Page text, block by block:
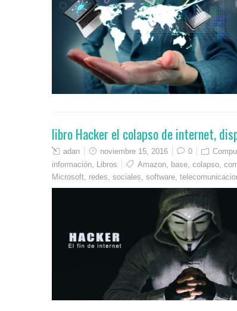
libro Hacker el colapso de internet,
adan noviembre 15, 2016 0
información, Libros Amazon, base, colapso,
Microsoft, redes, sociales, software,